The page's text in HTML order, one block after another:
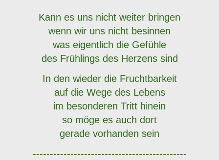
Kann es uns nicht weiter bringen
wenn wir uns nicht besinnen
was eigentlich die Gefühle
des Frühlings des Herzens sind
In den wieder die Fruchtbarkeit
auf die Wege des Lebens
im besonderen Tritt hinein
so möge es auch dort
gerade vorhanden sein
---------------------------------------------